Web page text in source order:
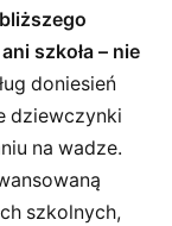
szkoła – nie
doniesień
dziewczynki
na wadze.
szkolnych,